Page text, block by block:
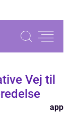
Vej til
app